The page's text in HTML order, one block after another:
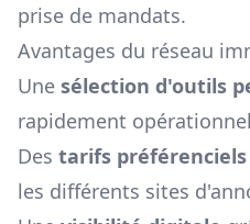
prise de mandats.
Avantages du réseau
Une sélection d'outils
rapidement opérationnel
Des tarifs préférenciels
les différents sites